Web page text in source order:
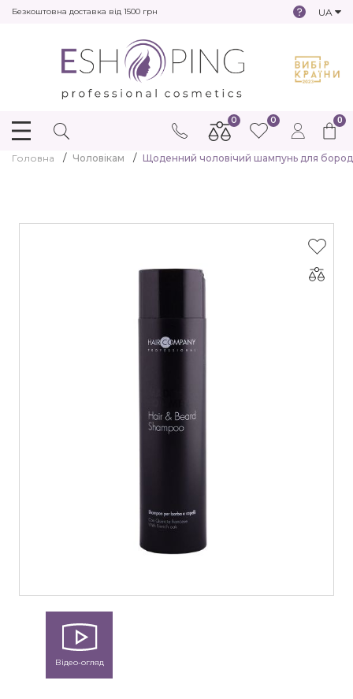
Безкоштовна доставка від 1500 грн UA
0
0 0
Головна Чоловікам Щоденний чоловічий шампунь для
Відео-огляд